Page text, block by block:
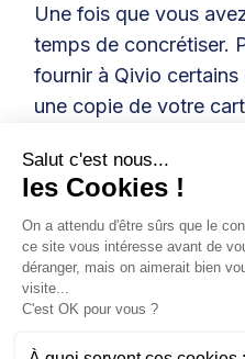
Une fois que vous
temps de concrétiser.
fournir à Qivio
une copie de votre
de domicile, votre
relevé d'information si
assuré précédemment.
permettent à Qivio
profil et de vous
5. Validez votre
Salut c'est nous...
les Cookies !
On a attendu d'être sûrs que le
ce site vous intéresse avant de
déranger, mais on aimerait bien
visite...
C'est OK pour vous ?